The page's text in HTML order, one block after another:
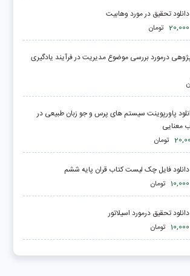
دانلود تحقیق در مورد وهابیت
20,000 تومان
پژوهی درمورد بررسی موضوع مدیریت در فرآیند یادگیری
پاورپوینت سیستم های پرس و جو زبان طبیعی در
معنایی
تومان
دانلود فایل چک لیست کتاب قران پایه ششم
10,000 تومان
دانلود تحقیق درمورد اسيلاتور
10,000 تومان